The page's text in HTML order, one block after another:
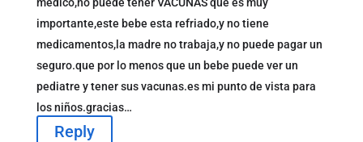
importante,este bebe esta refriado,y no tiene
medicamentos,la madre no trabaja,y no puede pagar un
seguro.que por lo menos que un bebe puede ver un
pediatre y tener sus vacunas.es mi punto de vista para
los niños.gracias…
Reply